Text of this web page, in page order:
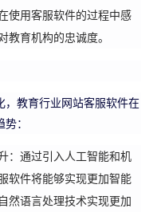
使用客服软件的过程中感
教育机构的忠诚度。
，教育行业网站客服软件在
：
：通过引入人工智能和机
软件将能够实现更加智能
然语言处理技术实现更加